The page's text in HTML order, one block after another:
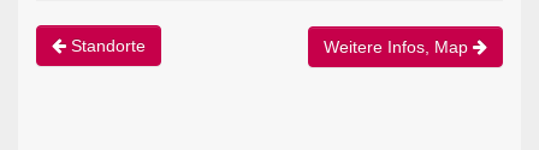
Standorte Weitere Infos, Map